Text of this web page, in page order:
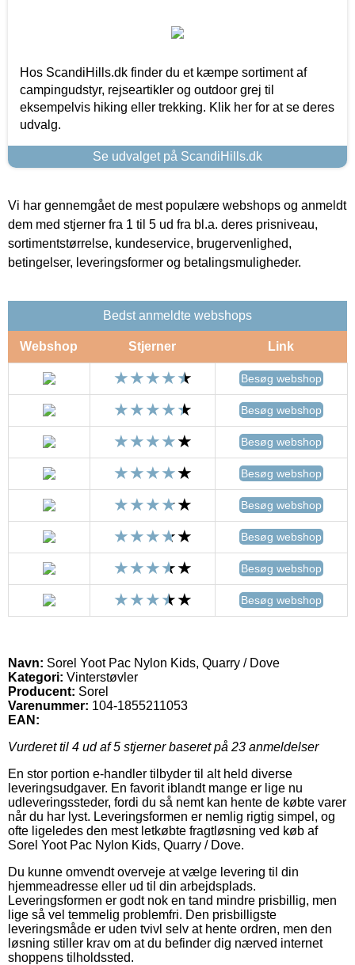
Hos ScandiHills.dk finder du et kæmpe sortiment af
campingudstyr, rejseartikler og outdoor grej til
eksempelvis hiking eller trekking. Klik her for at se deres
udvalg.
Se udvalget på ScandiHills.dk
Vi har gennemgået de mest populære webshops og anmeldt
dem med stjerner fra 1 til 5 ud fra bl.a. deres prisniveau,
sortimentstørrelse, kundeservice, brugervenlighed,
betingelser, leveringsformer og betalingsmuligheder.
Bedst anmeldte webshops
Webshop Stjerner Link
Besøg webshop
Besøg webshop
Besøg webshop
Besøg webshop
Besøg webshop
Besøg webshop
Besøg webshop
Besøg webshop
Navn: Sorel Yoot Pac Nylon Kids, Quarry / Dove
Kategori: Vinterstøvler
Producent: Sorel
Varenummer: 104-1855211053
EAN:
Vurderet til 4 ud af 5 stjerner baseret på 23 anmeldelser
En stor portion e-handler tilbyder til alt held diverse
leveringsudgaver. En favorit iblandt mange er lige nu
udleveringssteder, fordi du så nemt kan hente de købte varer
når du har lyst. Leveringsformen er nemlig rigtig simpel, og
ofte ligeledes den mest letkøbte fragtløsning ved køb af
Sorel Yoot Pac Nylon Kids, Quarry / Dove.
Du kunne omvendt overveje at vælge levering til din
hjemmeadresse eller ud til din arbejdsplads.
Leveringsformen er godt nok en tand mindre prisbillig, men
lige så vel temmelig problemfri. Den prisbilligste
leveringsmåde er uden tvivl selv at hente ordren, men den
løsning stiller krav om at du befinder dig nærved internet
shoppens tilholdssted.